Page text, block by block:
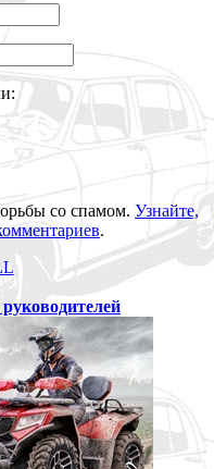
со спамом. Узнайте,
.